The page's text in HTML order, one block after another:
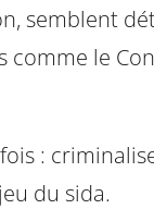
semblent
le
:
du sida.